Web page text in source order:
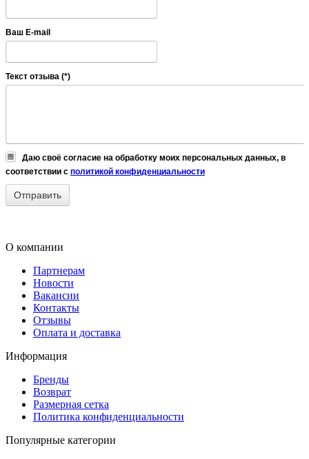
Ваш E-mail
Текст отзыва (*)
Даю своё согласие на обработку моих персональных данных, в
соответствии с политикой конфиденциальности
О компании
Партнерам
Новости
Вакансии
Контакты
Отзывы
Оплата и доставка
Информация
Бренды
Возврат
Размерная сетка
Политика конфиденциальности
Популярные категории